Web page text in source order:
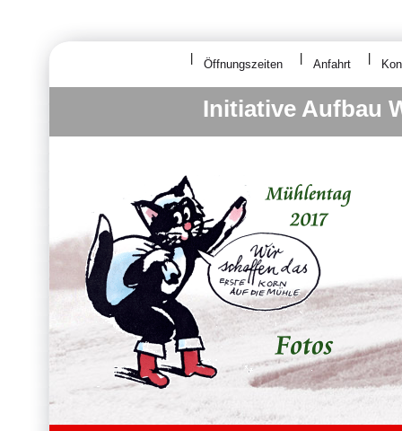
Anfahrt
Öffnungszeiten
Initiative Aufbau